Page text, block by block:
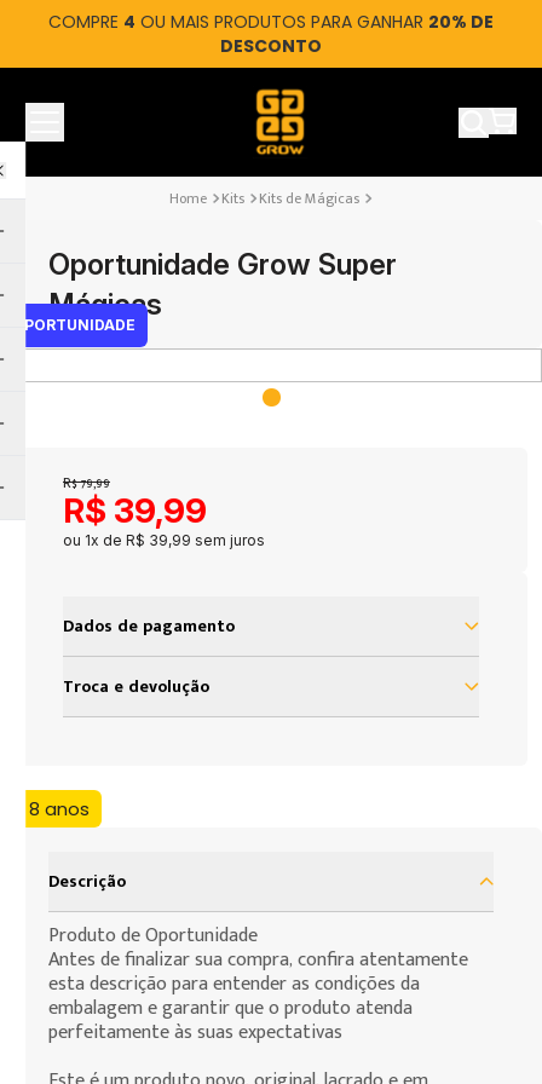
COMPRE 4 OU MAIS PRODUTOS PARA GANHAR 20% DE
DESCONTO
Ver
Kits Kits de Mágicas
Oportunidade Grow Super
Mágicas
OPORTUNIDADE
R$79,99
R$ 39,99
ou 1x de R$ 39,99 sem juros
Dados de pagamento
à vista R$ 39,99
Troca e devolução
Assim, definimos uma política de troca e devolução
baseada no código de defesa do consumidor que
presentes condições são as cláusulas de
contratação por adesão que você, consumidor,
deve assumir para efeito da compra de produtos
que deseja fazer.
+ 8 anos
Descrição
Produto de Oportunidade
Antes de finalizar sua compra, confira atentamente
esta descrição para entender as condições da
embalagem e garantir que o produto atenda
perfeitamente às suas expectativas